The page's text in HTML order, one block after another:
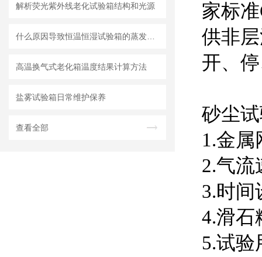
解析荧光紫外线老化试验箱结构和光源
高温换气式老化箱温度结果计算方法
盐雾试验箱日常维护保养
查看全部
家标
供非
开、
砂尘
1.金
2.气流
3.时间
4.滑石
5.试